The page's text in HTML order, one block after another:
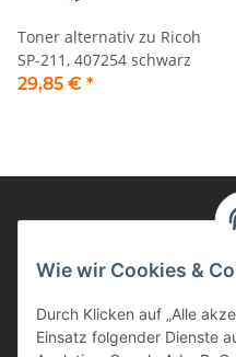
Toner alternativ zu Ricoh
SP-211, 407254 schwarz
29,85 € *
Informationen
Kunden Service
Wie wir Cookies &
Durch Klicken auf „Alle
Einsatz folgender Dienste